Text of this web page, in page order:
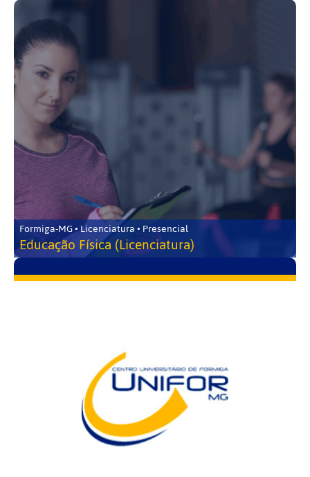
Formiga-MG • Licenciatura • Presencial
Educação Física (Licenciatura)